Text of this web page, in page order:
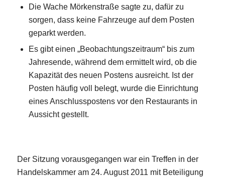
Die Wache Mörkenstraße sagte zu, dafür zu
sorgen, dass keine Fahrzeuge auf dem Posten
geparkt werden.
Es gibt einen „Beobachtungszeitraum“ bis zum
Jahresende, während dem ermittelt wird, ob die
Kapazität des neuen Postens ausreicht. Ist der
Posten häufig voll belegt, wurde die Einrichtung
eines Anschlusspostens vor den Restaurants in
Aussicht gestellt.
Der Sitzung vorausgegangen war ein Treffen in der
Handelskammer am 24. August 2011 mit Beteiligung